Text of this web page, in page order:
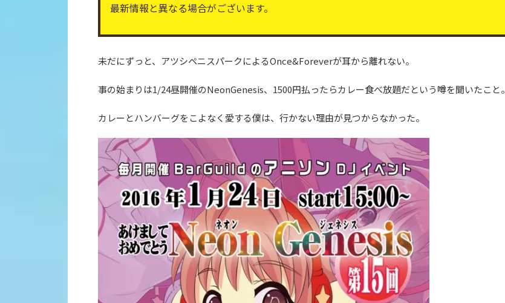
最新情報と異なる場合がございます。
未だにずっと、アツシペニスパークによるOnce&Foreverが耳から離れない。
事の始まりは1/24昼開催のNeonGenesis、1500円払ったらカレー食べ放題だという噂を聞いたこと。
カレーとハンバーグをこよなく愛する僕は、行かない理由が見つからなかった。